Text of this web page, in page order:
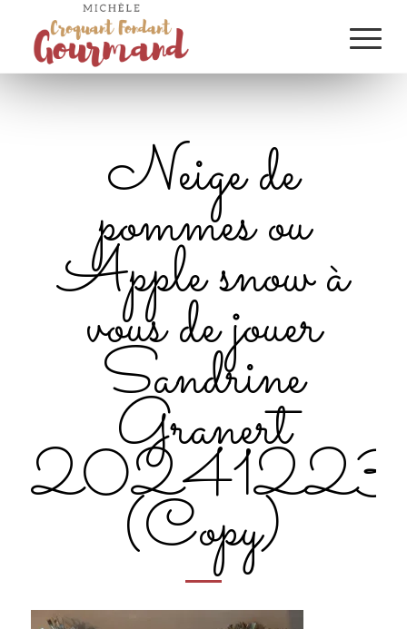
Neige de
pommes ou
Apple snow à
vous de jouer
Sandrine
Granert
(Copy)